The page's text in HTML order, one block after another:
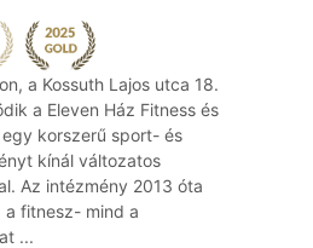
a Kossuth Lajos utca 18.
a Eleven Ház Fitness és
korszerű sport- és
kínál változatos
Az intézmény 2013 óta
a fitnesz- mind a
...